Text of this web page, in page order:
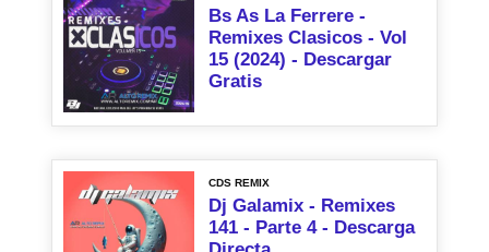
Bs As La Ferrere -
Remixes Clasicos - Vol
15 (2024) - Descargar
Gratis
CDS REMIX
Dj Galamix - Remixes
141 - Parte 4 - Descarga